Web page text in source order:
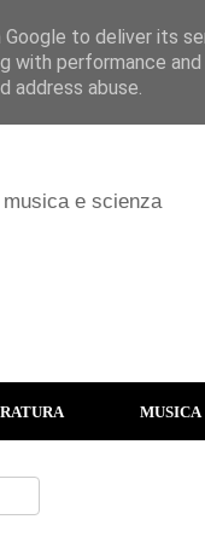
e scienza
MUSICA
to deliver its
with performance
address abuse.